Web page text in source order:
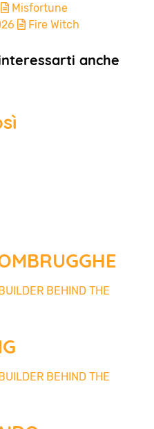
Misfortune
Fire Witch
anche
BEHIND THE
BEHIND THE